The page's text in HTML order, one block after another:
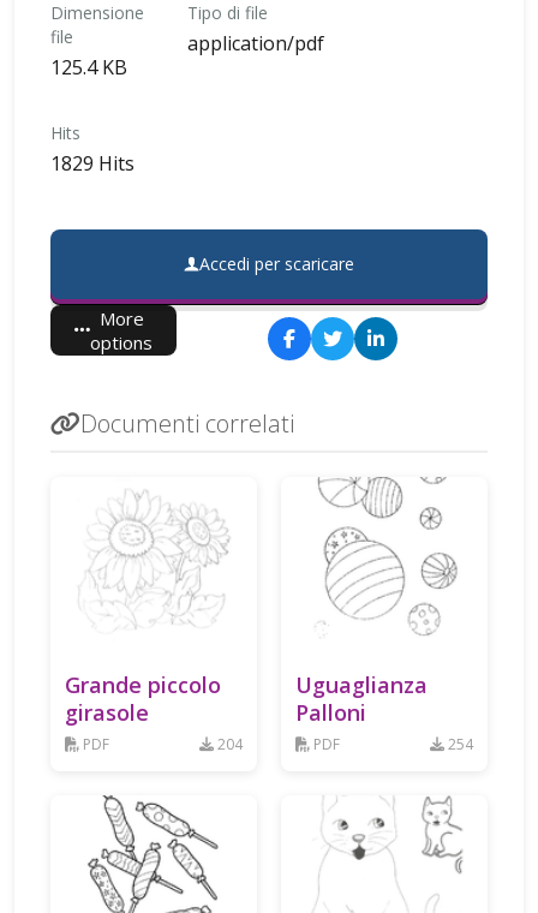
Dimensione
file
125.4 KB
Tipo di file
application/pdf
Hits
1829 Hits
Accedi per scaricare
More
options
Documenti correlati
Grande piccolo
girasole
PDF 204
Uguaglianza
Palloni
PDF 254